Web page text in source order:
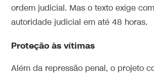
ordem judicial. Mas o texto exige
autoridade judicial em até 48 horas.
Proteção às vítimas
Além da repressão penal, o projeto